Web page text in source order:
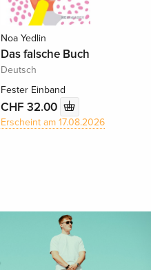
Noa Yedlin
Das falsche Buch
Deutsch
Fester Einband
CHF 32.00
Erscheint am 17.08.2026